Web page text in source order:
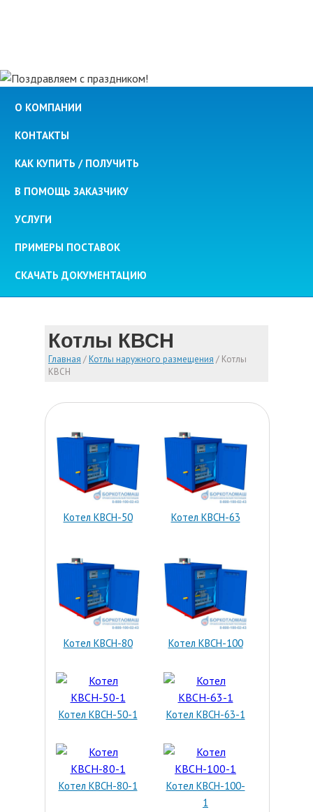
О КОМПАНИИ
КОНТАКТЫ
КАК КУПИТЬ / ПОЛУЧИТЬ
В ПОМОЩЬ ЗАКАЗЧИКУ
УСЛУГИ
ПРИМЕРЫ ПОСТАВОК
СКАЧАТЬ ДОКУМЕНТАЦИЮ
Котлы КВСН
Главная /Котлы наружного размещения / Котлы
КВСН
Котел КВСН-50 Котел КВСН-63
Котел КВСН-80 Котел КВСН-100
Котел КВСН-50-1 Котел КВСН-63-1
Котел КВСН-80-1
Котел КВСН-100-
1